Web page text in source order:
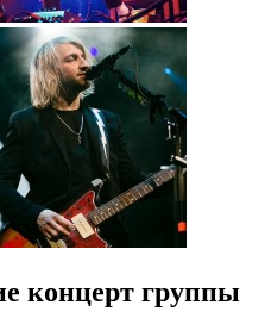
концерт группы